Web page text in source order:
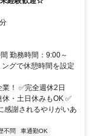
勤務時間：9:00～
グで休憩時間を設定
！ ✅完全週休2日
・土日休みもOK ✅
感謝されるやりがいあ
不問
車通勤OK